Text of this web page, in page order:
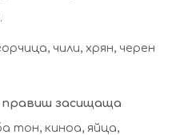
чили, хрян, черен
правиш засищаща
тон, киноа, яйца,